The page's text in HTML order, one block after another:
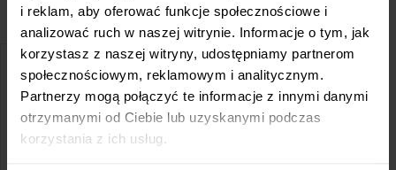
i reklam, aby oferować funkcje społecznościowe i
analizować ruch w naszej witrynie. Informacje o tym, jak
korzystasz z naszej witryny, udostępniamy partnerom
społecznościowym, reklamowym i analitycznym.
Partnerzy mogą połączyć te informacje z innymi danymi
otrzymanymi od Ciebie lub uzyskanymi podczas
korzystania z ich usług.
PRZED WIZYTĄ W SKLEPIE POLECAMY: